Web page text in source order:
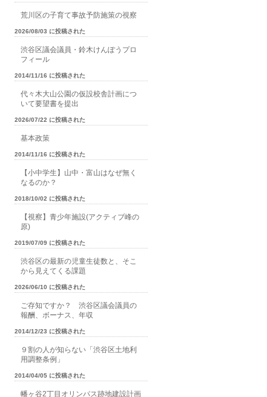
荒川区の子育て事故予防施策の視察
2026/08/03 に投稿された
渋谷区議会議員・鈴木けんぽうプロ
フィール
2014/11/16 に投稿された
代々木大山公園の仮設校舎計画につ
いて要望書を提出
2026/07/22 に投稿された
基本政策
2014/11/16 に投稿された
【小中学生】山中・富山はなぜ無く
なるのか？
2018/10/02 に投稿された
【視察】青少年施設(アクティブ峰の
原)
2019/07/09 に投稿された
渋谷区の最新の児童生徒数と、そこ
から見えてくる課題
2026/06/10 に投稿された
ご存知ですか？ 渋谷区議会議員の
報酬、ボーナス、年収
2014/12/23 に投稿された
９割の人が知らない「渋谷区土地利
用調整条例」
2014/04/05 に投稿された
幡ヶ谷2丁目オリンパス跡地建設計画